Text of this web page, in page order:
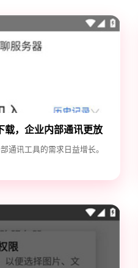
载，企业内部通讯更放
通讯工具的需求日益增长。